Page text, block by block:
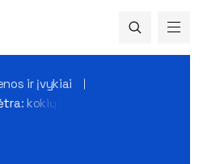
ir įvykiai
kokių rezultatų jau pasiekė